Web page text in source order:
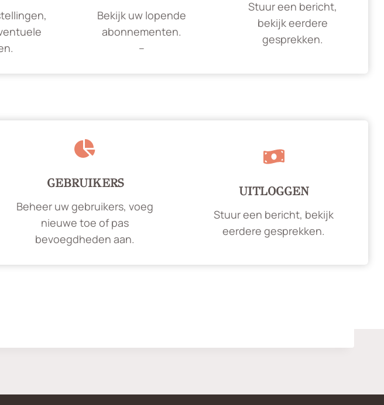
Bekijk uw lopende
abonnementen.
–
Stuur een bericht,
bekijk eerdere
gesprekken.
GEBRUIKERS
Beheer uw gebruikers, voeg
nieuwe toe of pas
bevoegdheden aan.
UITLOGGEN
Stuur een bericht, bekijk
eerdere gesprekken.